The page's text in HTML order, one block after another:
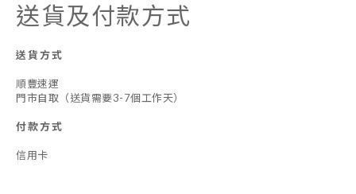
送貨及付款方式
送貨方式
順豐速運
門市自取（送貨需要3-7個工作天）
付款方式
信用卡